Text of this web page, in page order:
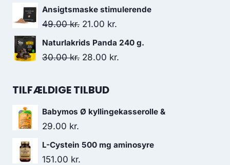
35.95 kr..
oprindelige
pris
129.95 kr..
aktuelle
Ansigtsmaske stimulerende
49.00kr. Den
oprindelige
pris
49.00 kr..
21.00 kr.
aktuelle
pris
Naturlakrids Panda 240 g.
30.00kr. Den
pris
30.00 kr..
28.00 kr.
28.00 kr..
TILFÆLDIGE TILBUD
Babymos Ø kyllingekasserolle &
29.00 kr.
L-Cystein 500 mg aminosyre
151.00 kr.